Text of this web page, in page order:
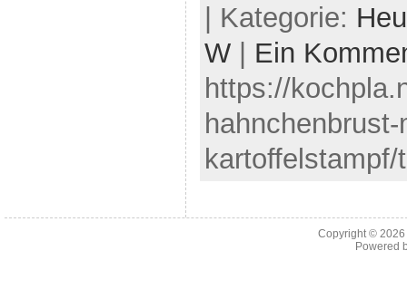
| Kategorie:
W| Ein
https://
Copyright ©
Powered